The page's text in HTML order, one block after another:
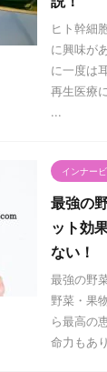
ヒト幹細
に興味が
に一度は
再生医療
...
インナー
最強の
ット効
ない！
最強の野
野菜・果
ら最高の
命力もあ